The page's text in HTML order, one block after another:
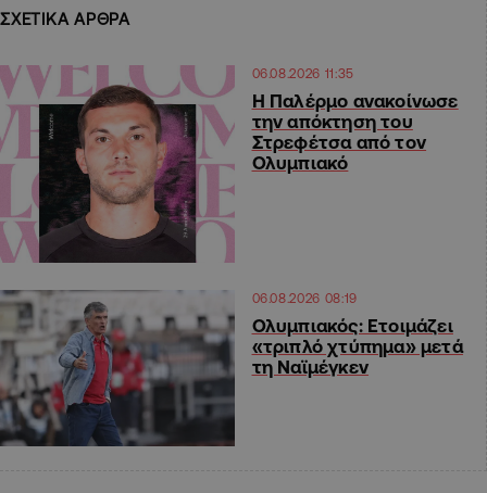
ΣΧΕΤΙΚΑ ΑΡΘΡΑ
06.08.2026 11:35
Η Παλέρμο ανακοίνωσε
την απόκτηση του
Στρεφέτσα από τον
Ολυμπιακό
06.08.2026 08:19
Ολυμπιακός: Ετοιμάζει
«τριπλό χτύπημα» μετά
τη Ναϊμέγκεν